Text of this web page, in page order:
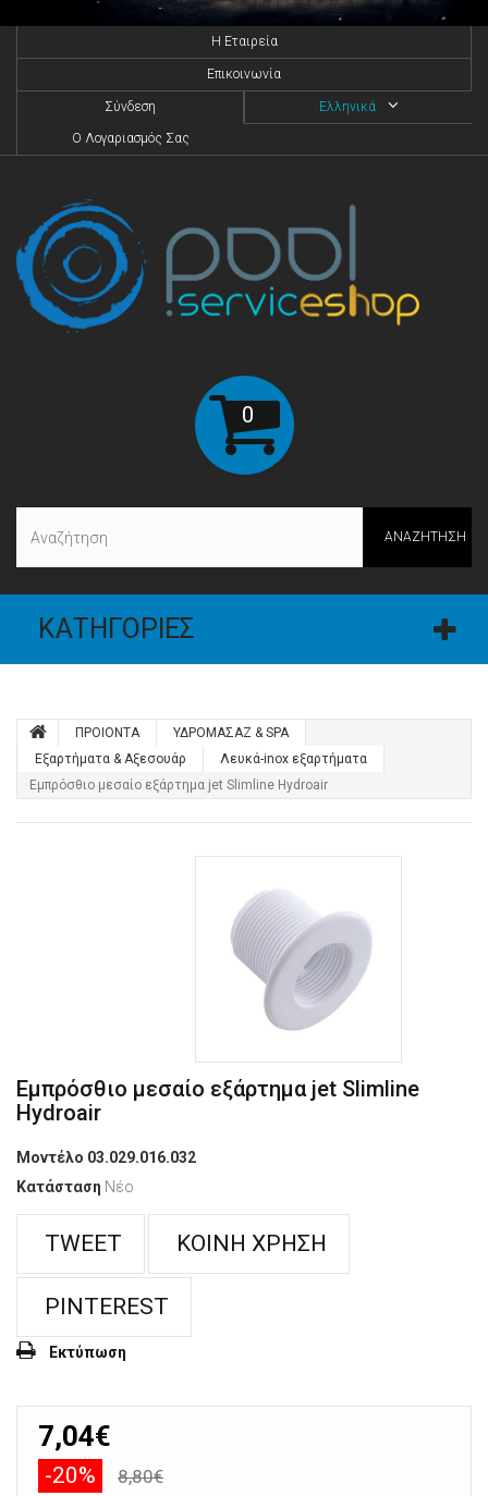
H Eταιρεία
Επικοινωνία
Ελληνικά
Σύνδεση
O Λογαριασμός Σας
0
ΑΝΑΖΉΤΗΣΗ
ΚΑΤΗΓΟΡΊΕΣ
ΠΡΟΙΟΝΤΑ
ΥΔΡΟΜΑΣΑΖ & SPA
Εξαρτήματα & Αξεσουάρ
Λευκά-inox εξαρτήματα
Εμπρόσθιο μεσαίο εξάρτημα jet Slimline Hydroair
Εμπρόσθιο μεσαίο εξάρτημα jet Slimline
Hydroair
Μοντέλο 03.029.016.032
Κατάσταση Νέο
TWEET ΚΟΙΝΉ ΧΡΉΣΗ
PINTEREST
Εκτύπωση
7,04€
-20% 8,80€